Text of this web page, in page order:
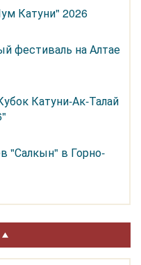
Катуни" 2026
фестиваль на Алтае
Катуни-Ак-Талай
"Салкын" в Горно-